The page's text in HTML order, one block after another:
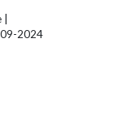
2024